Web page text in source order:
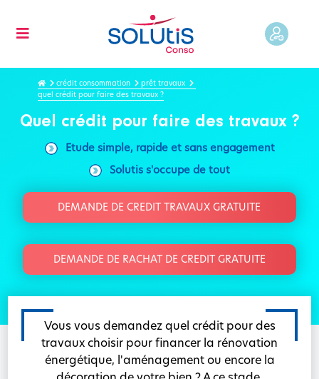
crédit consommation
prêt travaux
quel crédit pour faire des travaux ?
Quel crédit pour faire des travaux ?
Etude simple, rapide et sans engagement
Solutis s'occupe de tout
DEMANDE DE CREDIT TRAVAUX GRATUITE
DEMANDE DE RACHAT DE CREDIT GRATUITE
Vous vous demandez quel crédit pour des
travaux choisir pour financer la rénovation
énergétique, l'aménagement ou encore la